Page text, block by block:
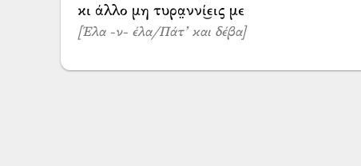
[Έλα -ν- έλα/Πάτ’ και δέβα]